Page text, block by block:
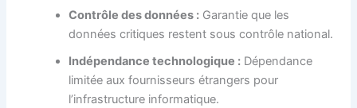
Contrôle des données : Garantie que les
données critiques restent sous contrôle national.
Indépendance technologique : Dépendance
limitée aux fournisseurs étrangers pour
l’infrastructure informatique.